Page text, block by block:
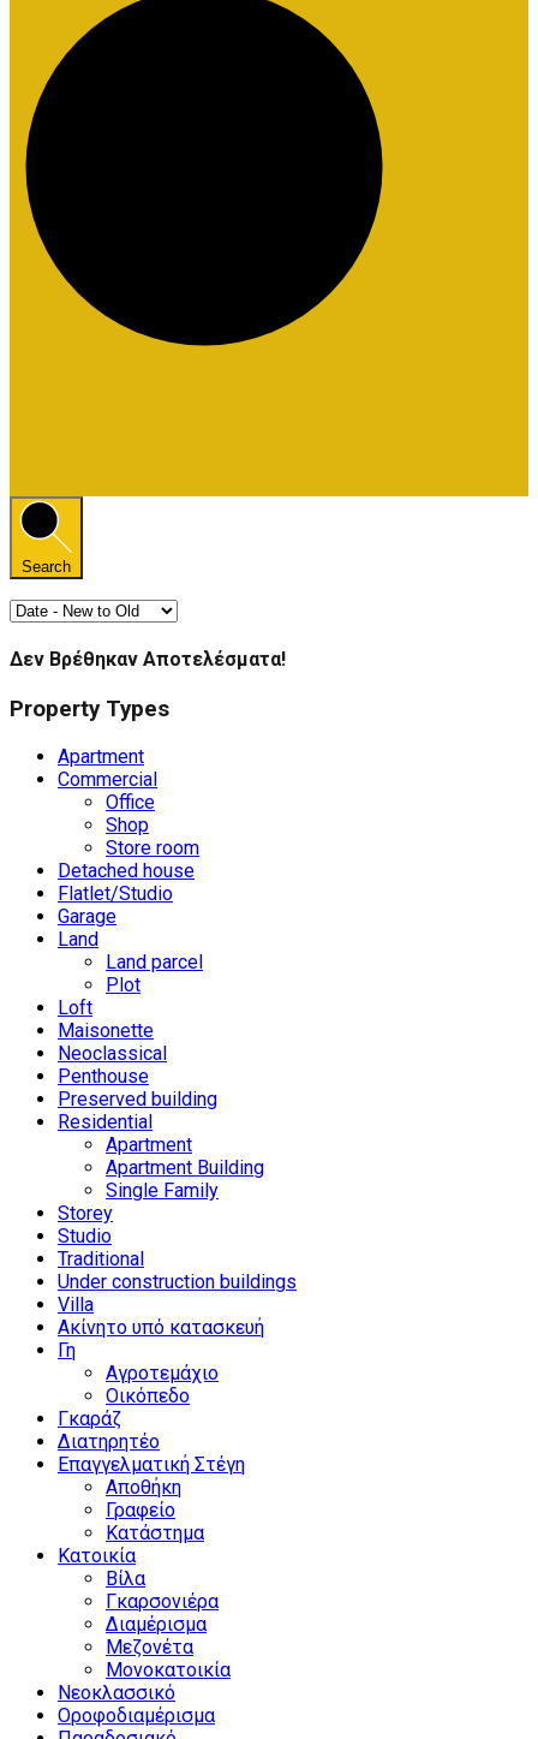
Search
Δεν Βρέθηκαν Αποτελέσματα!
Property Types
Apartment
Commercial
Office
Shop
Store room
Detached house
Flatlet/Studio
Garage
Land
Land parcel
Plot
Loft
Maisonette
Neoclassical
Penthouse
Preserved building
Residential
Apartment
Apartment Building
Single Family
Storey
Studio
Traditional
Under construction buildings
Villa
Ακίνητο υπό κατασκευή
Γη
Αγροτεμάχιο
Οικόπεδο
Γκαράζ
Διατηρητέο
Επαγγελματική Στέγη
Αποθήκη
Γραφείο
Κατάστημα
Κατοικία
Βίλα
Γκαρσονιέρα
Διαμέρισμα
Μεζονέτα
Μονοκατοικία
Νεοκλασσικό
Οροφοδιαμέρισμα